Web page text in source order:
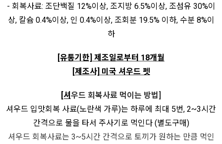
- 회복사료: 조단백질 12%이상, 조지방 6.5%이상, 조섬유 30%이
상, 칼슘 0.4%이상, 인 0.4%이상, 조회분 19.5% 이하, 수분 8%이
하
[유통기한]제조일로부터 18개월
[제조사]미국 셔우드 펫
[셔우드 회복사료 먹이는 방법]
셔우드 입맛회복 사료(노란색 가루)는 하루에 최대 5번, 2~3시간
간격으로 물을 타서 주사기로 먹인다 (별도구매)
셔우드 회복사료는 3~5시간 간격으로 토끼가 원하는 만큼 먹인